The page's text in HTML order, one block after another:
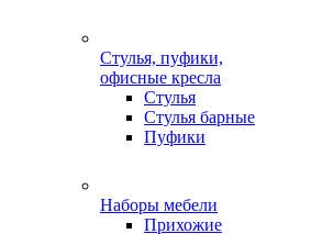
Стулья, пуфики,
офисные кресла
Стулья
Стулья барные
Пуфики
Наборы мебели
Прихожие